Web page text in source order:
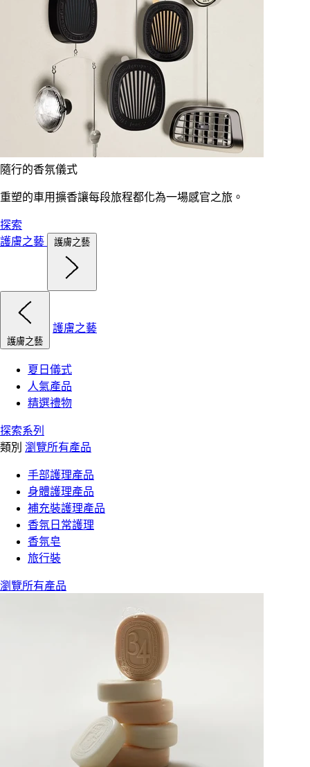
隨行的香氛儀式
重塑的車用擴香讓每段旅程都化為一場感官之旅。
探索
護膚之藝
護膚之藝
護膚之藝
護膚之藝
夏日儀式
人氣產品
精選禮物
探索系列
類別 瀏覽所有產品
手部護理產品
身體護理產品
補充裝護理產品
香氛日常護理
香氛皂
旅行裝
瀏覽所有產品